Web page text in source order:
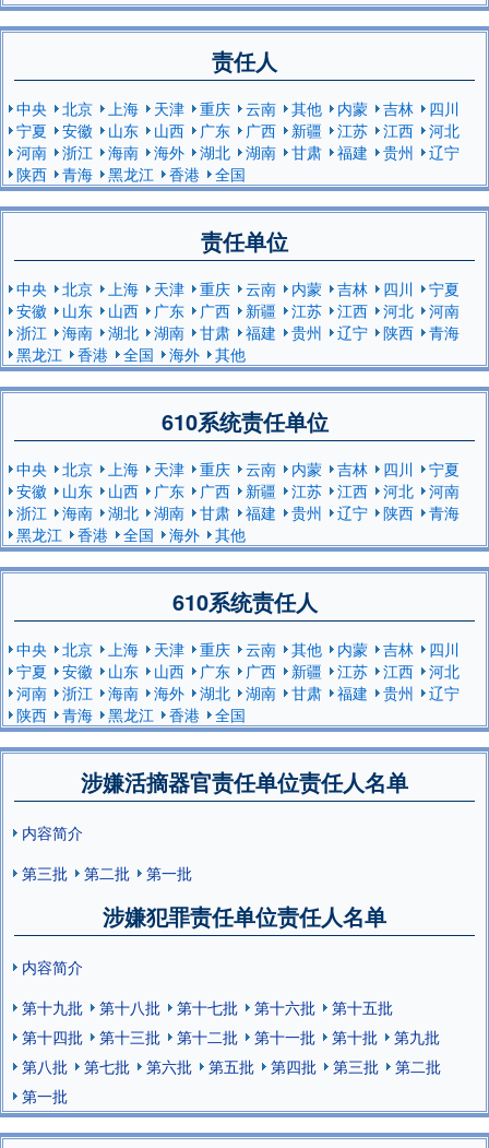
责任人
中央 北京 上海 天津 重庆 云南 其他 内蒙 吉林
四川
宁夏
安徽 山东 山西 广东 广西 新疆 江苏 江西
河北
河南
浙江 海南 海外 湖北 湖南 甘肃 福建 贵州
辽宁
陕西
青海 黑龙江 香港 全国
责任单位
中央 北京 上海 天津 重庆 云南 内蒙 吉林 四川
宁夏
安徽
山东 山西 广东 广西 新疆 江苏 江西 河北
河南
浙江
海南 湖北 湖南 甘肃 福建 贵州 辽宁 陕西
青海
黑龙江
香港 全国 海外 其他
610系统责任单位
中央 北京 上海 天津 重庆 云南 内蒙 吉林 四川
宁夏
安徽
山东 山西 广东 广西 新疆 江苏 江西 河北
河南
浙江
海南 湖北 湖南 甘肃 福建 贵州 辽宁 陕西
青海
黑龙江
香港 全国 海外 其他
610系统责任人
中央 北京 上海 天津 重庆 云南 其他 内蒙 吉林
四川
宁夏
安徽 山东 山西 广东 广西 新疆 江苏 江西
河北
河南
浙江 海南 海外 湖北 湖南 甘肃 福建 贵州
辽宁
陕西
青海 黑龙江 香港 全国
涉嫌活摘器官责任单位责任人名单
内容简介
第三批
第二批 第一批
涉嫌犯罪责任单位责任人名单
内容简介
第十九批
第十八批 第十七批 第十六批
第十五批
第十四批
第十三批 第十二批 第十一批 第十批
第九批
第八批
第七批 第六批 第五批 第四批 第三批
第二批
第一批